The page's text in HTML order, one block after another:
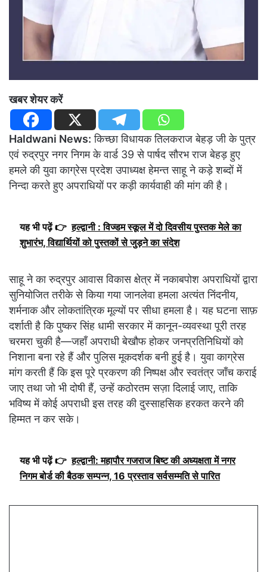
खबर शेयर करें
Haldwani News: किच्छा विधायक तिलकराज बेहड़ जी के पुत्र
एवं रुद्रपुर नगर निगम के वार्ड 39 से पार्षद सौरभ राज बेहड़ हुए
हमले की युवा काग्रेस प्रदेश उपाध्यक्ष हेमन्त साहू ने कड़े शब्दों में
निन्दा करते हुए अपराधियों पर कड़ी कार्यवाही की मांग की है।
यह भी पढ़ें 👉 हल्द्वानी : विज्डम स्कूल में दो दिवसीय पुस्तक मेले का
शुभारंभ, विद्यार्थियों को पुस्तकों से जुड़ने का संदेश
साहू ने का रुद्रपुर आवास विकास क्षेत्र में नकाबपोश अपराधियों द्वारा
सुनियोजित तरीके से किया गया जानलेवा हमला अत्यंत निंदनीय,
शर्मनाक और लोकतांत्रिक मूल्यों पर सीधा हमला है। यह घटना साफ़
दर्शाती है कि पुष्कर सिंह धामी सरकार में कानून-व्यवस्था पूरी तरह
चरमरा चुकी है—जहाँ अपराधी बेखौफ होकर जनप्रतिनिधियों को
निशाना बना रहे हैं और पुलिस मूकदर्शक बनी हुई है। युवा काग्रेस
मांग करती हैं कि इस पूरे प्रकरण की निष्पक्ष और स्वतंत्र जाँच कराई
जाए तथा जो भी दोषी हैं, उन्हें कठोरतम सज़ा दिलाई जाए, ताकि
भविष्य में कोई अपराधी इस तरह की दुस्साहसिक हरकत करने की
हिम्मत न कर सके।
यह भी पढ़ें 👉 हल्द्वानी: महापौर गजराज बिष्ट की अध्यक्षता में नगर
निगम बोर्ड की बैठक सम्पन्न, 16 प्रस्ताव सर्वसम्मति से पारित